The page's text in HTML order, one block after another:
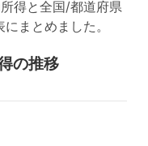
得と全国/都道府県
まとめました。
の推移